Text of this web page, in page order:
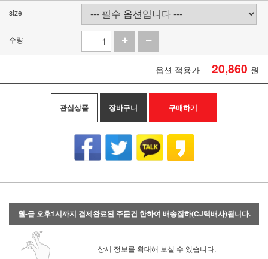
size
수량
옵션 적용가 20,860 원
관심상품 장바구니 구매하기
월-금 오후1시까지 결제완료된 주문건 한하여 배송집하(CJ택배사)됩니다.
상세 정보를 확대해 보실 수 있습니다.